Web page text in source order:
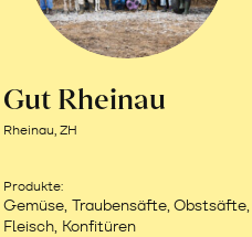
Gut Rheinau
Rheinau, ZH
Produkte:
Gemüse, Traubensäfte, Obstsäfte,
Fleisch, Konfitüren